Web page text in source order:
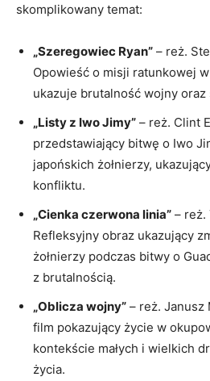
skomplikowany temat:
„Szeregowiec Ryan” – reż.
Opowieść o misji ratunkowej
ukazuje brutalność wojny oraz
„Listy z Iwo Jimy” – reż. Clint
przedstawiający bitwę o Iwo
japońskich żołnierzy,
konfliktu.
„Cienka czerwona linia” – reż.
Refleksyjny obraz ukazujący
żołnierzy podczas bitwy o
z brutalnością.
„Oblicza wojny” – reż. Janusz
film pokazujący życie w
kontekście małych i wielkich
życia.